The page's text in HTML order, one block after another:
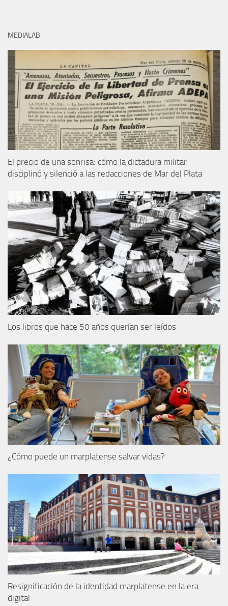
MEDIALAB
El precio de una sonrisa: cómo la dictadura militar
disciplinó y silenció a las redacciones de Mar del Plata
Los libros que hace 50 años querían ser leídos
¿Cómo puede un marplatense salvar vidas?
Resignificación de la identidad marplatense en la era
digital